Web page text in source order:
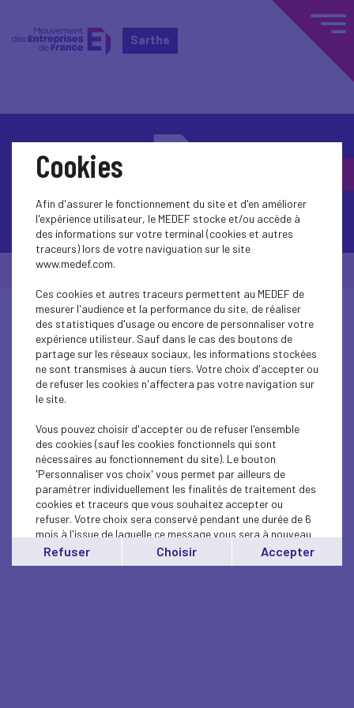
Sarthe
Contactez-nous
© Medef Sarthe 2026 -
Cookies
Afin d'assurer le fonctionnement du site et d'en améliorer
l'expérience utilisateur, le MEDEF stocke et/ou accède à
des informations sur votre terminal (cookies et autres
traceurs) lors de votre naviguation sur le site
www.medef.com.
Ces cookies et autres traceurs permettent au MEDEF de
mesurer l'audience et la performance du site, de réaliser
des statistiques d'usage ou encore de personnaliser votre
expérience utilisteur. Sauf dans le cas des boutons de
partage sur les réseaux sociaux, les informations stockées
ne sont transmises à aucun tiers. Votre choix d'accepter ou
de refuser les cookies n'affectera pas votre navigation sur
le site.
Vous pouvez choisir d'accepter ou de refuser l'ensemble
des cookies (sauf les cookies fonctionnels qui sont
nécessaires au fonctionnement du site). Le bouton
'Personnaliser vos choix' vous permet par ailleurs de
paramétrer individuellement les finalités de traitement des
cookies et traceurs que vous souhaitez accepter ou
refuser. Votre choix sera conservé pendant une durée de 6
mois à l'issue de laquelle ce message vous sera à nouveau
affiché..
Vous pouvez modifier votre choix à tout moment en
Refuser Choisir Accepter